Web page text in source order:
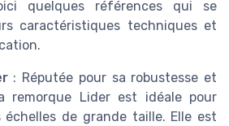
quelques références qui se
caractéristiques techniques et
: Réputée pour sa robustesse et
remorque Lider est idéale pour
échelles de grande taille. Elle est